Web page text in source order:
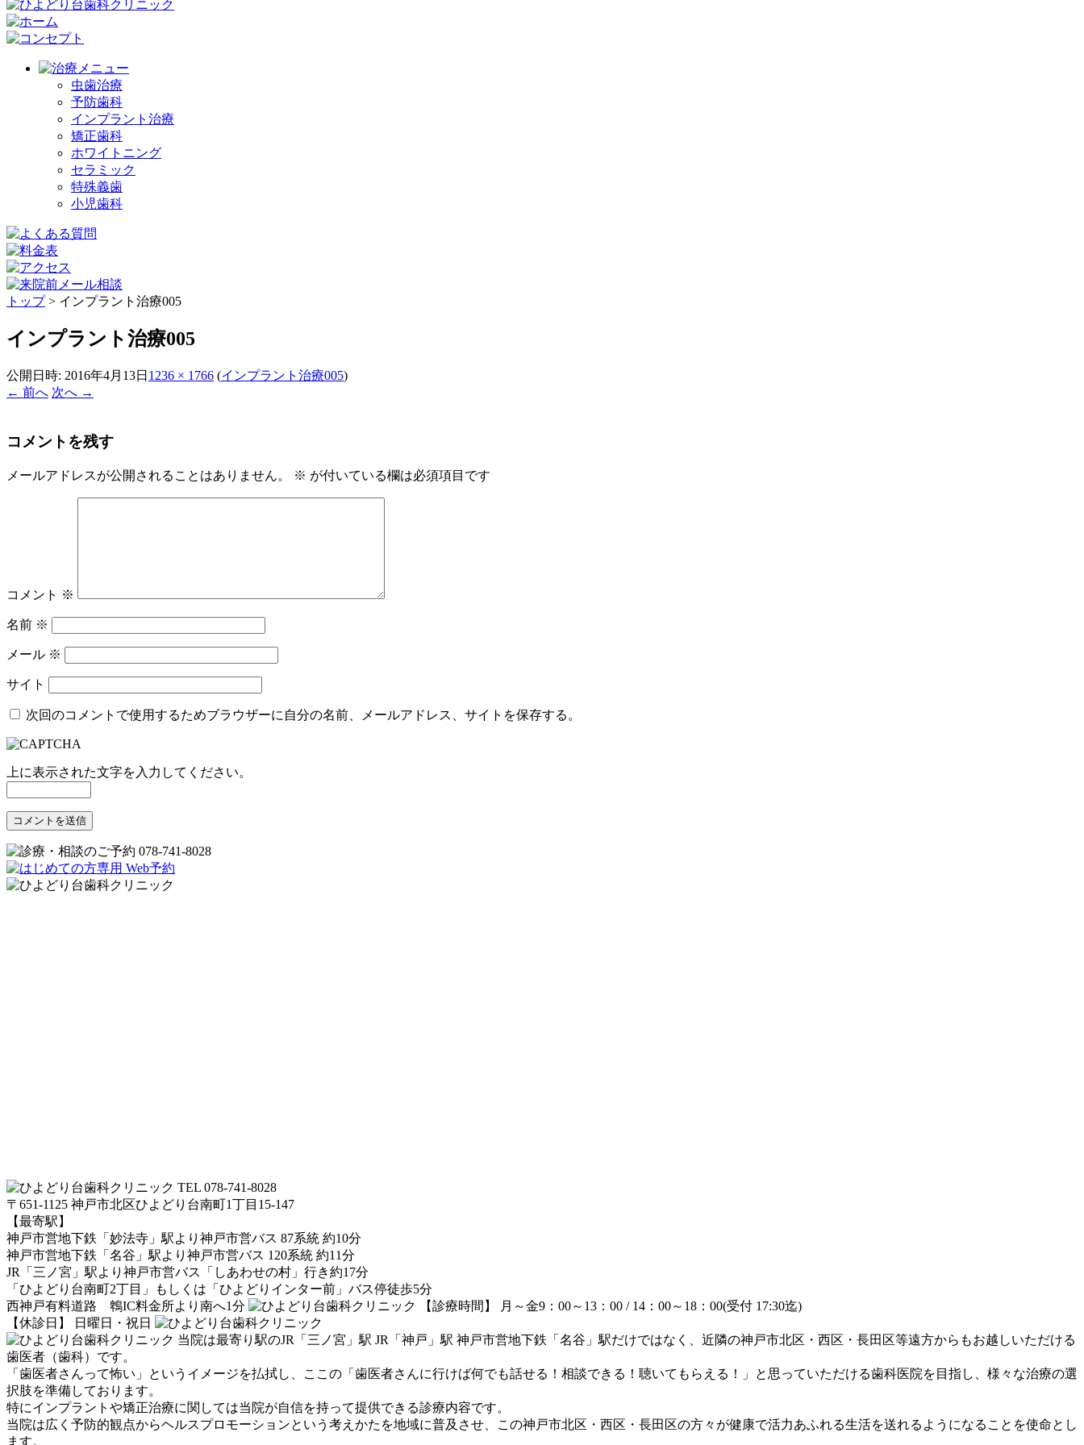
虫歯治療
予防歯科
インプラント治療
矯正歯科
ホワイトニング
セラミック
特殊義歯
小児歯科
トップ> インプラント治療005
インプラント治療005
公開日時: 2016年4月13日 1236 × 1766 (インプラント治療005)
← 前へ 次へ →
コメントを残す
メールアドレスが公開されることはありません。 ※ が付いている欄は必須項目です
コメント ※
名前 ※
メール ※
サイト
次回のコメントで使用するためブラウザーに自分の名前、メールアドレス、サイトを保存する。
上に表示された文字を入力してください。
TEL 078-741-8028
〒651-1125 神戸市北区ひよどり台南町1丁目15-147
【最寄駅】
神戸市営地下鉄「妙法寺」駅より神戸市営バス 87系統 約10分
神戸市営地下鉄「名谷」駅より神戸市営バス 120系統 約11分
JR「三ノ宮」駅より神戸市営バス「しあわせの村」行き約17分
「ひよどり台南町2丁目」もしくは「ひよどりインター前」バス停徒歩5分
西神戸有料道路 鵯IC料金所より南へ1分
【診療時間】 月～金9：00～13：00 / 14：00～18：00(受付 17:30迄)
【休診日】 日曜日・祝日
当院は最寄り駅のJR「三ノ宮」駅 JR「神戸」駅 神戸市営地下鉄「名谷」駅だけではなく、近隣の神戸市北区・西区・長田区等遠方からもお越しいただける
歯医者（歯科）です。
「歯医者さんって怖い」というイメージを払拭し、ここの「歯医者さんに行けば何でも話せる！相談できる！聴いてもらえる！」と思っていただける歯科医院を目指し、様々な治療の選
択肢を準備しております。
特にインプラントや矯正治療に関しては当院が自信を持って提供できる診療内容です。
当院は広く予防的観点からヘルスプロモーションという考えかたを地域に普及させ、この神戸市北区・西区・長田区の方々が健康で活力あふれる生活を送れるようになることを使命とし
ます。